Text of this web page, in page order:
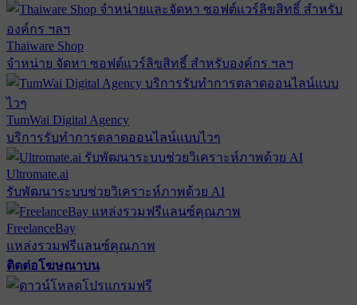
Thaiware Shop
จำหน่าย จัดหา ซอฟต์แวร์ลิขสิทธิ์ สำหรับองค์กร ฯลฯ
TumWai Digital Agency
บริการรับทำการตลาดออนไลน์แบบไวๆ
Ultromate.ai
รับพัฒนาระบบช่วยวิเคราะห์ภาพด้วย AI
FreelanceBay
แหล่งรวมฟรีแลนซ์คุณภาพ
ติดต่อโฆษณาบน